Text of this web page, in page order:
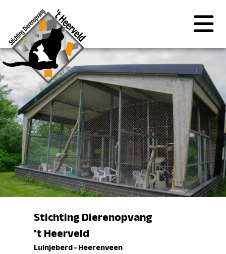
Stichting Dierenopvang
't Heerveld
Luinjeberd - Heerenveen